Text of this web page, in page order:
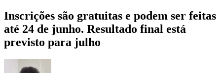
Inscrições são gratuitas e podem ser feitas
até 24 de junho. Resultado final está
previsto para julho